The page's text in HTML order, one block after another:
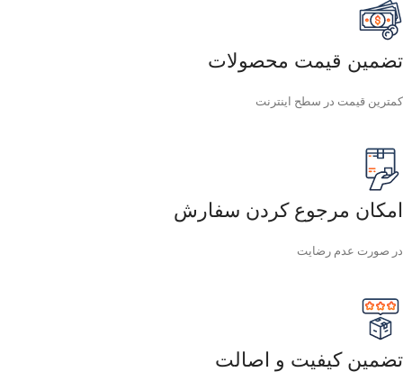
تضمین قیمت محصولات
کمترین قیمت در سطح اینترنت
امکان مرجوع کردن سفارش
در صورت عدم رضایت
تضمین کیفیت و اصالت